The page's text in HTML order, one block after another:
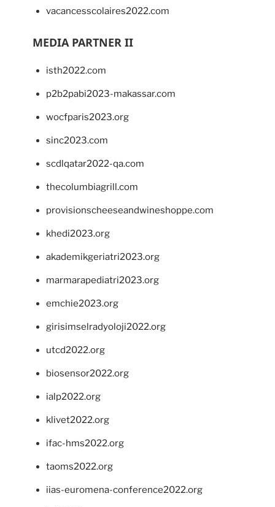
vacancesscolaires2022.com
MEDIA PARTNER II
isth2022.com
p2b2pabi2023-makassar.com
wocfparis2023.org
sinc2023.com
scdlqatar2022-qa.com
thecolumbiagrill.com
provisionscheeseandwineshoppe.com
khedi2023.org
akademikgeriatri2023.org
marmarapediatri2023.org
emchie2023.org
girisimselradyoloji2022.org
utcd2022.org
biosensor2022.org
ialp2022.org
klivet2022.org
ifac-hms2022.org
taoms2022.org
iias-euromena-conference2022.org